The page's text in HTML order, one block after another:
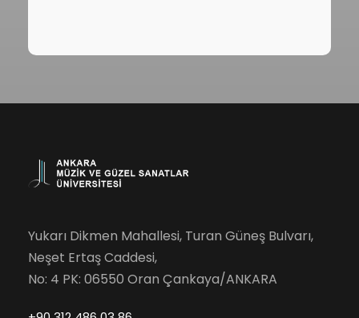
Yukarı Dikmen Mahallesi, Turan Güneş Bulvarı,
Neşet Ertaş Caddesi,
No: 4 PK: 06550 Oran Çankaya/ANKARA